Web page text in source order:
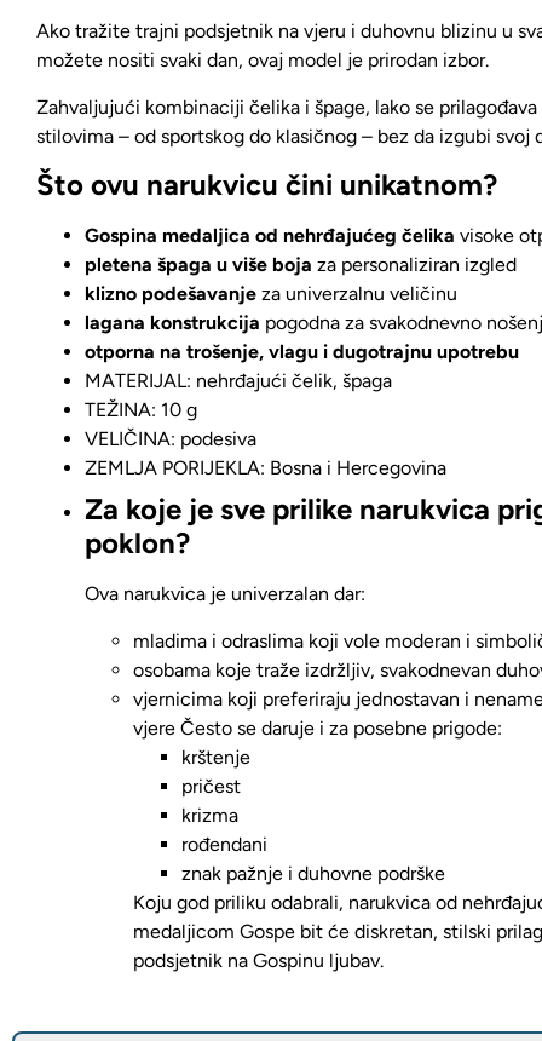
Ako tražite trajni podsjetnik na vjeru i duhovnu blizinu u
možete nositi svaki dan, ovaj model je prirodan izbor.
Zahvaljujući kombinaciji čelika i špage, lako se
stilovima – od sportskog do klasičnog – bez da izgubi svoj
Što ovu narukvicu čini unikatnom?
Gospina medaljica od nehrđajućeg čelika visoke
pletena špaga u više boja za personaliziran izgled
klizno podešavanje za univerzalnu veličinu
lagana konstrukcija pogodna za svakodnevno
otporna na trošenje, vlagu i dugotrajnu upotrebu
MATERIJAL: nehrđajući čelik, špaga
TEŽINA: 10 g
VELIČINA: podesiva
ZEMLJA PORIJEKLA: Bosna i Hercegovina
Za koje je sve prilike narukvica
poklon?
Ova narukvica je univerzalan dar:
mladima i odraslima koji vole moderan i
osobama koje traže izdržljiv, svakodnevan
vjernicima koji preferiraju jednostavan i
vjere Često se daruje i za posebne prigode:
krštenje
pričest
krizma
rođendani
znak pažnje i duhovne podrške
Koju god priliku odabrali, narukvica od
medaljicom Gospe bit će diskretan, stilski
podsjetnik na Gospinu ljubav.